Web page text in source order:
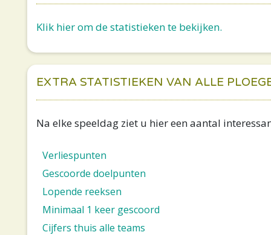
Klik hier om de statistieken te bekijken.
EXTRA STATISTIEKEN VAN ALLE
Na elke speeldag ziet u hier een aantal
Verliespunten
Gescoorde doelpunten
Lopende reeksen
Minimaal 1 keer gescoord
Cijfers thuis alle teams